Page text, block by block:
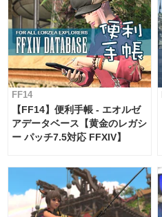
FF14
【FF14】便利手帳 - エオルゼ
アデータベース【黄金のレガシ
ー パッチ7.5対応 FFXIV】